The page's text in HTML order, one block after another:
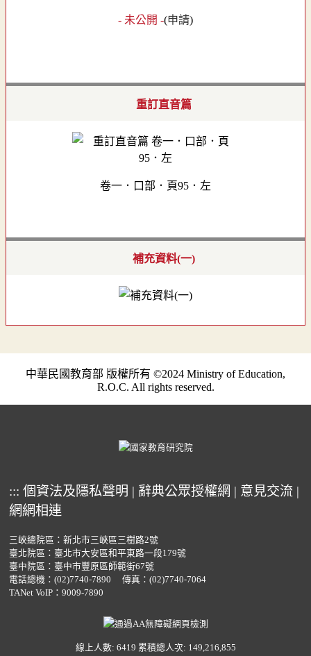
- 未公開 -(申請)
重訂直音篇
卷一．口部．頁95．左
補充資料(一)
中華民國教育部 版權所有 ©2024 Ministry of Education,
R.O.C. All rights reserved.
::: 個資法及隱私聲明 | 辭典公眾授權網 | 意見交流 |
網網相連
三峽總院區：新北市三峽區三樹路2號
臺北院區：臺北市大安區和平東路一段179號
臺中院區：臺中市豐原區師範街67號
電話總機： (02)7740-7890
傳真：(02)7740-7064
TANet VoIP：9009-7890
線上人數: 6419 累積總人次: 149,216,855